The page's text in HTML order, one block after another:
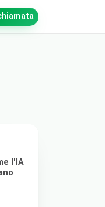
l'IA